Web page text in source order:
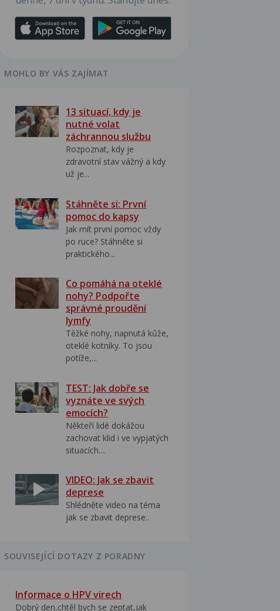
MOHLO BY VÁS ZAJÍMAT
13 situací, kdy je
nutné volat
záchrannou službu
Rozpoznat, kdy je
zdravotní stav vážný a kdy
už je...
Stáhněte si: První
pomoc do kapsy
Jak mít první pomoc vždy
po ruce? Stáhněte si
praktického...
Co pomáhá na oteklé
nohy? Podpořte
správné proudění
lymfy
Těžké nohy, napnutá kůže,
oteklé kotníky. To jsou
potíže,...
TEST: Jak dobře se
vyznáte ve svých
emocích?
Někteří lidé dokážou
zachovat klid i ve vypjatých
situacích....
VIDEO: Jak se zbavit
deprese
Shlédněte video na téma
jak se zbavit deprese..
SOUVISEJÍCÍ DOTAZY Z PORADNY
Informace o HPV virech
Dobrý den,chtěl bych se zeptat,jak